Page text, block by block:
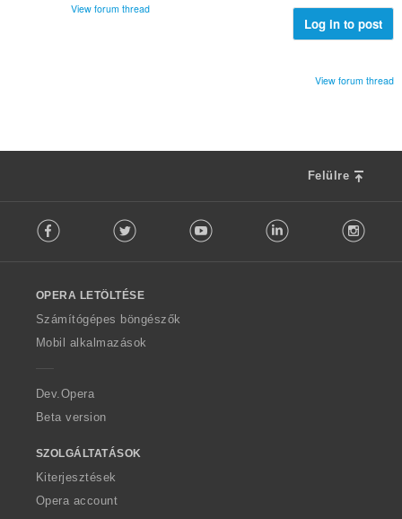
View forum thread
Log in to post
View forum thread
Felülre
o
w
O
p
a
Facebook Twitter Youtube LinkedIn
OPERA LETÖLTÉSE
Számítógépes böngészők
Mobil alkalmazások
Dev.Opera
Beta version
SZOLGÁLTATÁSOK
Kiterjesztések
Opera account